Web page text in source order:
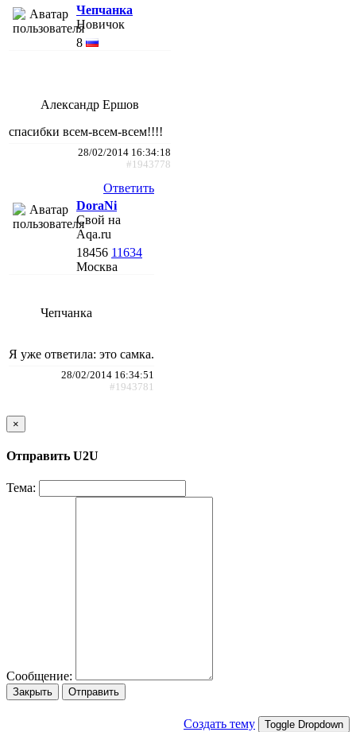
Чепчанка
Новичок
8
Александр Ершов
спасибки всем-всем-всем!!!!
28/02/2014 16:34:18
#1943778
Ответить
DoraNi
Свой на
Aqa.ru
18456 11634
Москва
Чепчанка
Я уже ответила: это самка.
28/02/2014 16:34:51
#1943781
×
Отправить U2U
Тема:
Сообщение:
Закрыть Отправить
Создать тему Toggle Dropdown